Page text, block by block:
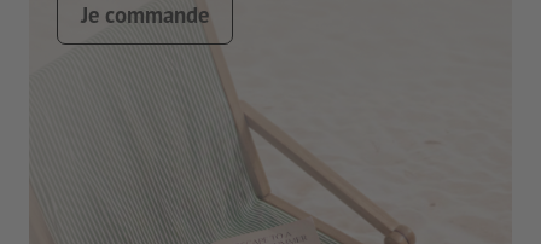
Je commande